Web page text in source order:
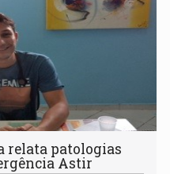
relata patologias
Astir